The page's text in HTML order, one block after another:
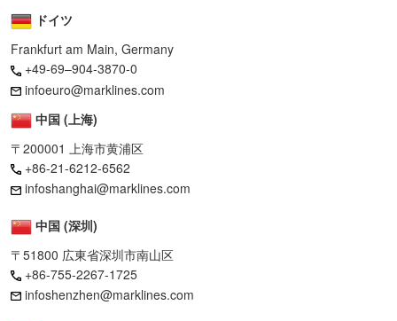
ドイツ
Frankfurt am Main, Germany
+49-69–904-3870-0
infoeuro@marklines.com
中国 (上海)
〒200001 上海市黄浦区
+86-21-6212-6562
infoshanghai@marklines.com
中国 (深圳)
〒51800 広東省深圳市南山区
+86-755-2267-1725
infoshenzhen@marklines.com